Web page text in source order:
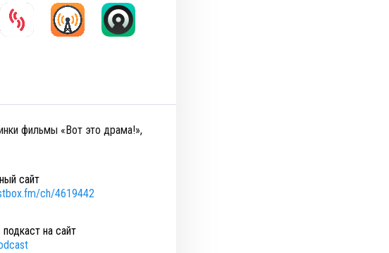
фильмы «Вот это драма!»,
сайт
ch/4619442
на сайт